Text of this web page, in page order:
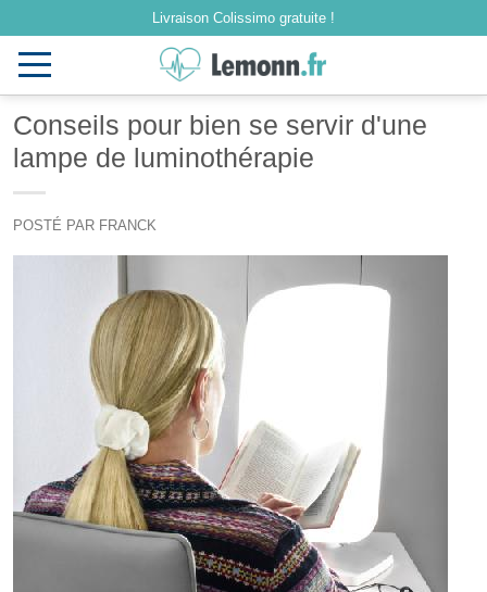
Livraison Colissimo gratuite !
Toggle
Conseils pour bien se servir d'une
lampe de luminothérapie
POSTÉ PAR FRANCK